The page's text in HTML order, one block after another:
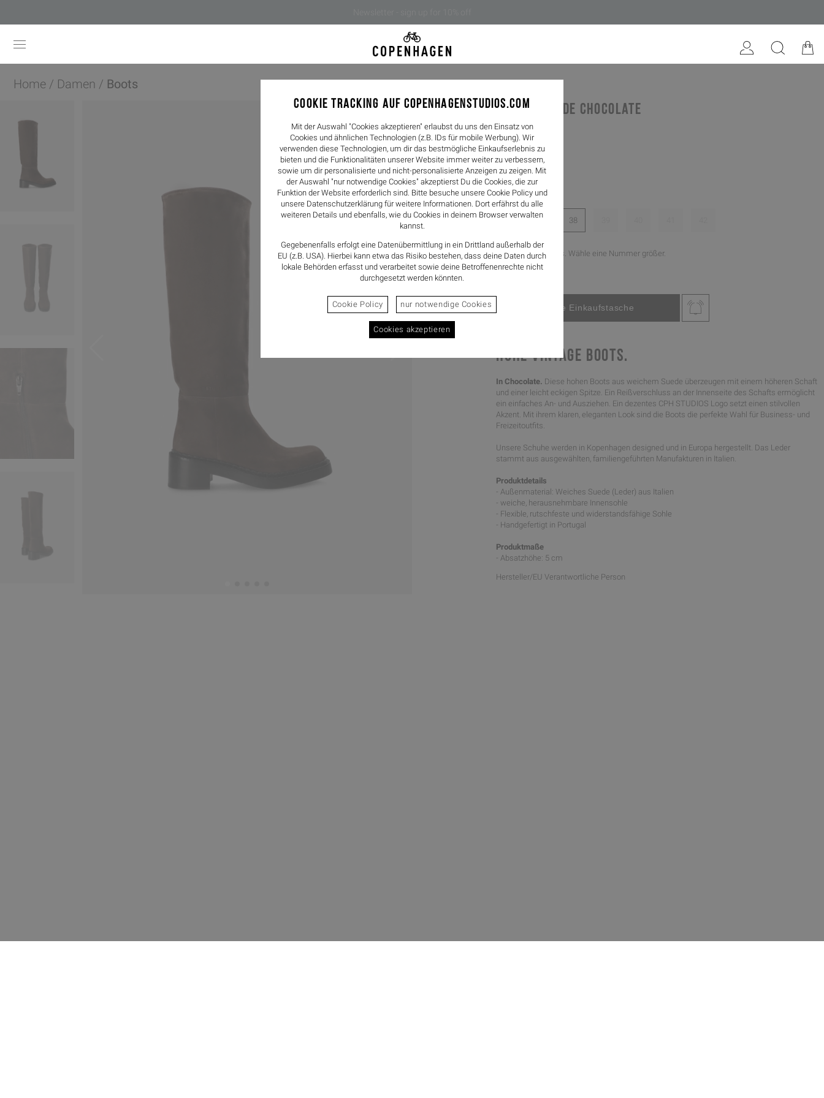
COOKIE TRACKING AUF COPENHAGENSTUDIOS.COM
Mit der Auswahl "Cookies akzeptieren" erlaubst du uns den Einsatz von
Cookies und ähnlichen Technologien (z.B. IDs für mobile Werbung). Wir
verwenden diese Technologien, um dir das bestmögliche Einkaufserlebnis zu
bieten und die Funktionalitäten unserer Website immer weiter zu verbessern,
sowie um dir personalisierte und nicht-personalisierte Anzeigen zu zeigen. Mit
der Auswahl "nur notwendige Cookies" akzeptierst Du die Cookies, die zur
Funktion der Website erforderlich sind. Bitte besuche unsere Cookie Policy und
unsere Datenschutzerklärung für weitere Informationen. Dort erfährst du alle
weiteren Details und ebenfalls, wie du Cookies in deinem Browser verwalten
kannst.
Gegebenenfalls erfolgt eine Datenübermittlung in ein Drittland außerhalb der
EU (z.B. USA). Hierbei kann etwa das Risiko bestehen, dass deine Daten durch
lokale Behörden erfasst und verarbeitet sowie deine Betroffenenrechte nicht
durchgesetzt werden könnten.
Cookie Policy nur notwendige Cookies
Cookies akzeptieren
Home / Damen / Boots
CPH624 suede chocolate
349,00€
SOLD OUT
Farbe -chocolate
Größen
36 37 38
FIT: Fällt kleiner aus. Wähle eine Nummer größer.
Größentabelle
HOHE VINTAGE BOOTS.
In Chocolate. Diese hohen Boots aus weichem Suede überzeugen mit einem höheren Schaft
und einer leicht eckigen Spitze. Ein Reißverschluss an der Innenseite des Schafts ermöglicht
ein einfaches An- und Ausziehen. Ein dezentes CPH STUDIOS Logo setzt einen stilvollen
Akzent. Mit ihrem klaren, eleganten Look sind die Boots die perfekte Wahl für Business- und
Freizeitoutfits.
Unsere Schuhe werden in Kopenhagen designed und in Europa hergestellt. Das Leder
stammt aus ausgewählten, familiengeführten Manufakturen in Italien.
Produktdetails
- Außenmaterial: Weiches Suede (Leder) aus Italien
- weiche, herausnehmbare Innensohle
- Flexible, rutschfeste und widerstandsfähige Sohle
- Handgefertigt in Portugal
Produktmaße
- Absatzhöhe: 5 cm
Hersteller/EU Verantwortliche Person